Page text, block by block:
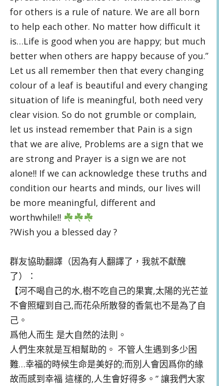
for others is a rule of nature. We are all born
to help each other. No matter how difficult it
is…Life is good when you are happy; but much
better when others are happy because of you.”
Let us all remember then that every changing
colour of a leaf is beautiful and every changing
situation of life is meaningful, both need very
clear vision. So do not grumble or complain,
let us instead remember that Pain is a sign
that we are alive, Problems are a sign that we
are strong and Prayer is a sign we are not
alone!! If we can acknowledge these truths and
condition our hearts and minds, our lives will
be more meaningful, different and
worthwhile!!
?Wish you a blessed day ?
群友協助翻譯（因為有人翻譯了，我就不獻醜
了）：
【河不喝自己的水,樹不吃自己的果實,太陽的光芒並
不會照耀到自己,而花朵所散發的香氣也不是為了自
己。
爲他人而生 是大自然的法則。
人們生來就是互相幫助的。 不管人生遇到多少困
難…幸福的時候生命是美好的;而別人會因爲你的緣
故而感到幸福 這樣的,人生會好得多。” 讓我們大家